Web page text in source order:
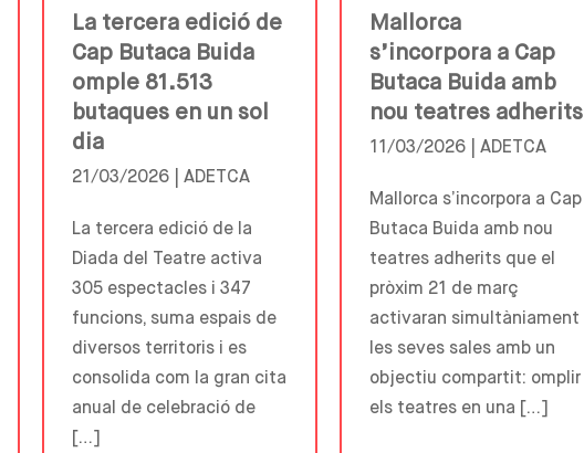
La tercera edició de
Cap Butaca Buida
omple 81.513
butaques en un sol
dia
21/03/2026 |ADETCA
La tercera edició de la
Diada del Teatre activa
305 espectacles i 347
funcions, suma espais de
diversos territoris i es
consolida com la gran cita
anual de celebració de
[…]
Mallorca
s’incorpora a Cap
Butaca Buida amb
nou teatres adherits
11/03/2026 | ADETCA
Mallorca s’incorpora a Cap
Butaca Buida amb nou
teatres adherits que el
pròxim 21 de març
activaran simultàniament
les seves sales amb un
objectiu compartit: omplir
els teatres en una […]